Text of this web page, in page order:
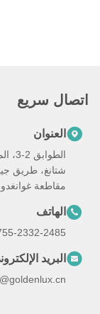
اتصال سريع
العنوان
شتانغ، طريق
مقاطعة
الهاتف
2332-2485
البريد